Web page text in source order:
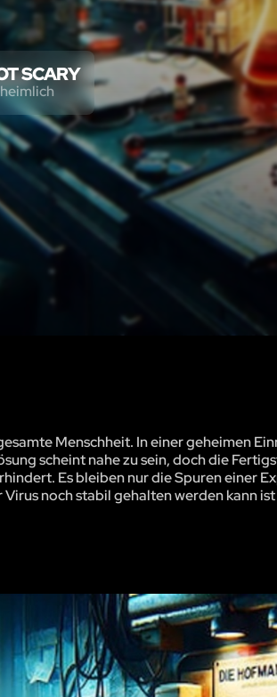
SCARY
Menschheit. In einer geheimen
scheint nahe zu sein, doch die
Es bleiben nur die Spuren einer
noch stabil gehalten werden kann